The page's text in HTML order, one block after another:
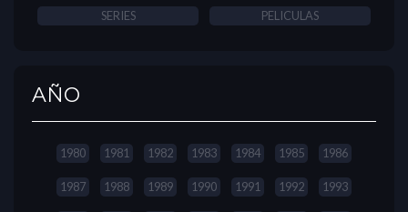
SERIES PELICULAS
AÑO
1980 1981 1982 1983 1984 1985 1986
1987 1988 1989 1990 1991 1992 1993